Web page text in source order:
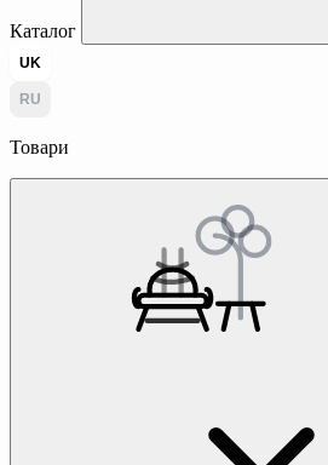
Каталог
UK
RU
Товари